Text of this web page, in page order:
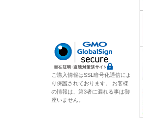
ご購入情報はSSL暗号化通信によ
り保護されております。 お客様
の情報は、第3者に漏れる事は御
座いません。